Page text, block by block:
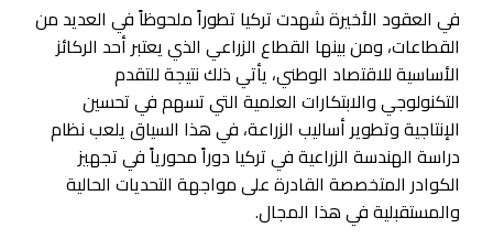
في العقود الأخيرة شهدت تركيا تطوراً ملحوظاً في العديد من
القطاعات، ومن بينها القطاع الزراعي الذي يعتبر أحد الركائز
الأساسية للاقتصاد الوطني، يأتي ذلك نتيجة للتقدم
التكنولوجي والابتكارات العلمية التي تسهم في تحسين
الإنتاجية وتطوير أساليب الزراعة، في هذا السياق يلعب نظام
دراسة الهندسة الزراعية في تركيا دوراً محورياً في تجهيز
الكوادر المتخصصة القادرة على مواجهة التحديات الحالية
والمستقبلية في هذا المجال.